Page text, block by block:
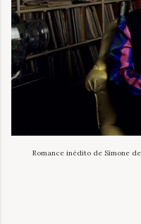
Romance inédito de Simone